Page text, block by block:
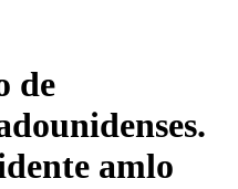
de
amlo